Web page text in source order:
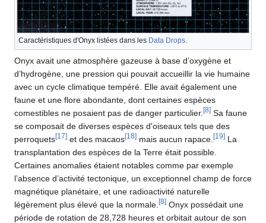
Caractéristiques d'Onyx listées dans les Data Drops
Onyx avait une atmosphère gazeuse à base d’oxygène et
d’hydrogène, une pression qui pouvait accueillir la vie humaine
avec un cycle climatique tempéré. Elle avait également une
faune et une flore abondante, dont certaines espèces
comestibles ne posaient pas de danger particulier. [8] Sa faune
se composait de diverses espèces d'oiseaux tels que des
perroquets[17] et des macaos[18] mais aucun rapace. [19] La
transplantation des espèces de la Terre était possible.
Certaines anomalies étaient notables comme par exemple
l’absence d’activité tectonique, un exceptionnel champ de force
magnétique planétaire, et une radioactivité naturelle
légèrement plus élevé que la normale. [8] Onyx possédait une
période de rotation de 28,728 heures et orbitait autour de son